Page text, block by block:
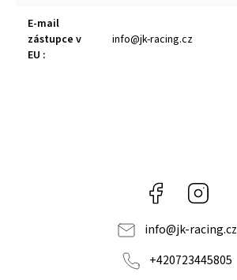
E-mail
zástupce v
EU :
info@jk-racing.cz
Facebook
info@jk-racing.cz
+420723445805